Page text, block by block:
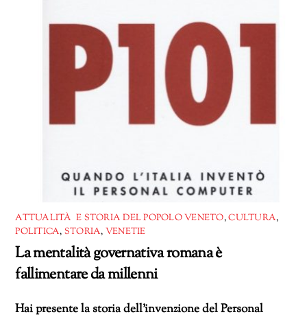
ATTUALITÀ E STORIA DEL POPOLO VENETO,CULTURA,
POLITICA, STORIA, VENETIE
La mentalità governativa romana è
fallimentare da millenni
Hai presente la storia dell’invenzione del Personal